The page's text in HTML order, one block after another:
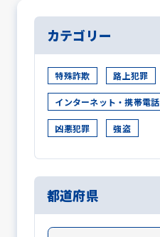
カテゴリー
特殊詐欺 路上犯罪
インターネット・携帯電話
凶悪犯罪 強盗
都道府県